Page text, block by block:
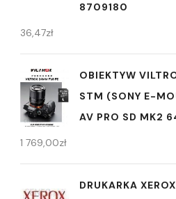
8709180
36,47zł
OBIEKTYW
STM (SONY E-
AV PRO SD MK2
1 769,00zł
DRUKARKA